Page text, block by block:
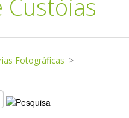
Fotográficas >